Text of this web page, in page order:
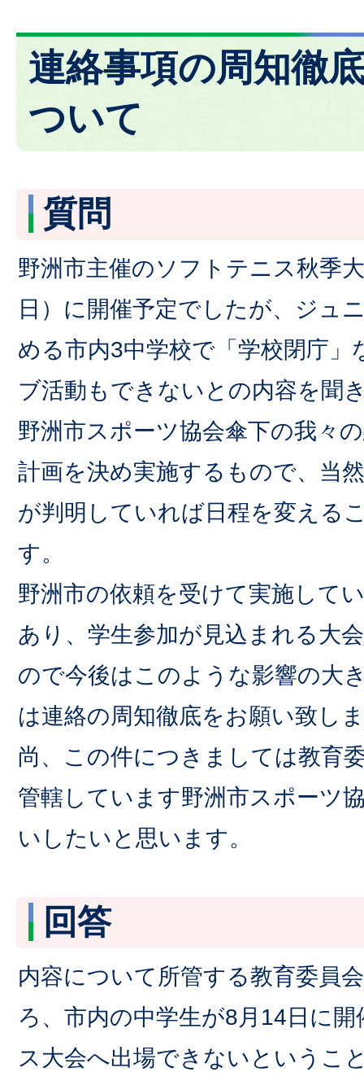
連絡事項の周知徹
ついて
質問
野洲市主催のソフトテニス秋季
日）に開催予定でしたが、ジュ
める市内3中学校で「学校閉庁」
ブ活動もできないとの内容を聞
野洲市スポーツ協会傘下の我々
計画を決め実施するもので、当
が判明していれば日程を変える
す。
野洲市の依頼を受けて実施して
あり、学生参加が見込まれる大
ので今後はこのような影響の大
は連絡の周知徹底をお願い致し
尚、この件につきましては教育
管轄しています野洲市スポーツ
いしたいと思います。
回答
内容について所管する教育委員
ろ、市内の中学生が8月14日に
ス大会へ出場できないというこ